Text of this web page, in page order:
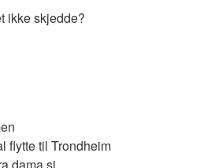
ikke skjedde?
flytte til Trondheim
dama si